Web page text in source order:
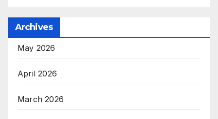
Archives
May 2026
April 2026
March 2026